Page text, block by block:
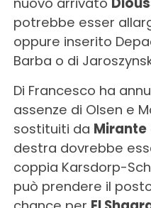
potrebbe esser
oppure inserito
Barba o di
Di Francesco ha
assenze di Olsen e
sostituiti da Mirante
destra dovrebbe
coppia Karsdorp-
può prendere il